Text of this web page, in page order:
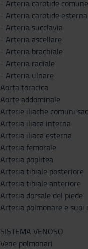
- Arteria carotide comune
- Arteria carotide esterna
- Arteria succlavia
- Arteria ascellare
- Arteria brachiale
- Arteria radiale
- Arteria ulnare
Aorta toracica
Aorte addominale
Arterie iliache comuni
Arteria iliaca interna
Arteria iliaca esterna
Arteria femorale
Arteria poplitea
Arteria tibiale posteriore
Arteria tibiale anteriore
Arteria dorsale del piede
Arteria polmonare e suoi
SISTEMA VENOSO
Vene polmonari